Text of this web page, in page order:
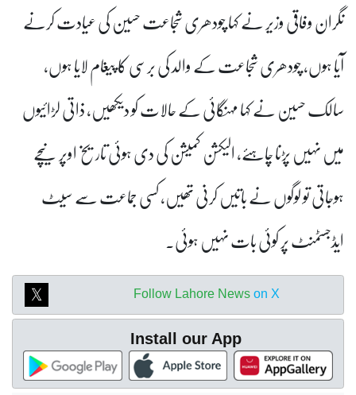
نگران وفاقی وزیر نے کہا چودھری شجاعت حسین کی عیادت کرنے
آیا ہوں، چودھری شجاعت کے والد کی برسی کا پیغام لایا ہوں،
سالک حسین نے کہا مہنگائی کے حالات کو دیکھیں، ذاتی لڑائیوں
میں نہیں پڑنا چاہئے، الیکشن کمیشن کی دی ہوئی تاریخ اوپر نیچے
ہوجاتی تو لوگوں نے باتیں کرنی تھیں، کسی جماعت سے سیٹ
ایڈجسٹمنٹ پر کوئی بات نہیں ہوئی۔
Follow Lahore News on X
Install our App